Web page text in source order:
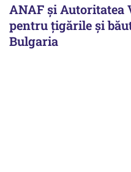
ANAF și Autoritatea
pentru țigările și
Bulgaria